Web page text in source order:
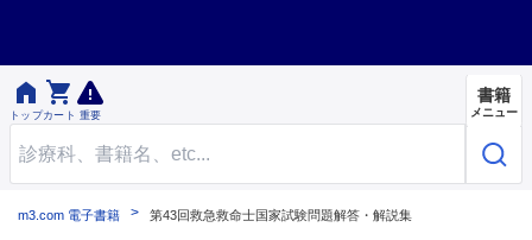

トップ

カート 重要
書籍
メニュー
m3.com 電子書籍 第43回救急救命士国家試験問題解答・解説集